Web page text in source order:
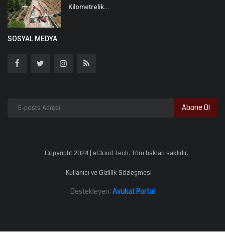
Kilometrelik...
SOSYAL MEDYA
Abone Ol
Copyright 2024 | eCloud Tech. Tüm hakları saklıdır.
Kullanıcı ve Gizlilik Sözleşmesi
Destekleyen: Avukat Portal